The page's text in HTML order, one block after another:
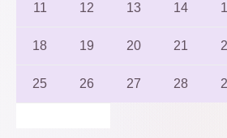
11 12 13 14
18 19 20 21
25 26 27 28